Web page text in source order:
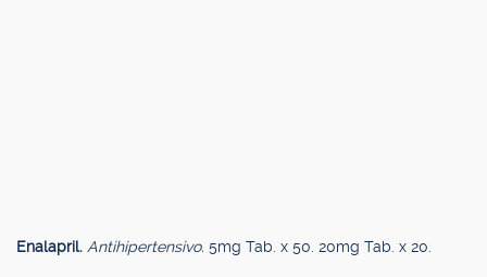
Enalapril. Antihipertensivo. 5mg Tab. x 50. 20mg Tab. x 20.